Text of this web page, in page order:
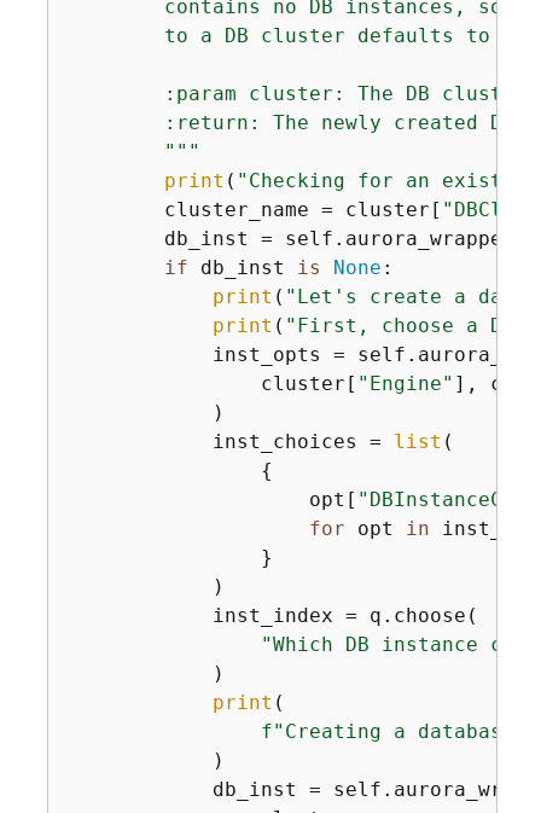
contains no DB instances, so
to a DB cluster defaults to a
:param cluster: The DB cluster
:return: The newly created DB
        """
print ( "Checking for an
        cluster_name = cluster[
db_inst =
if db_inst is None :
print ( "Let's create a
print ( "First, choose a DB
inst_opts =
                cluster[
"Engine" ],
            )
            inst_choices =
list (
{
                    opt[
for opt in
                }
            )
            inst_index = q.choose(
"Which DB instance
            )
print (
f"Creating a database
            )
db_inst =